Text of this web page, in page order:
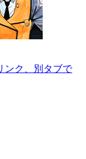
ンク、別タブで